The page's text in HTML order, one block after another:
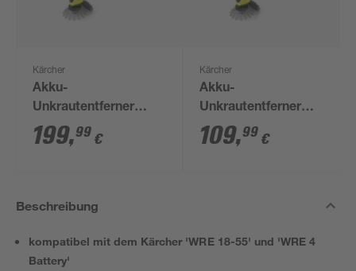
Kärcher
Akku-
Unkrautentferner
'WRE 18-55 Battery-
Set' mit Akku und
199,99 €
Kärcher
Akku-
Unkrautentferner
'WRE 18-55' ohne
Akku
109,99 €
Beschreibung
kompatibel mit dem Kärcher 'WRE 18-55' und 'WRE 4
Battery'